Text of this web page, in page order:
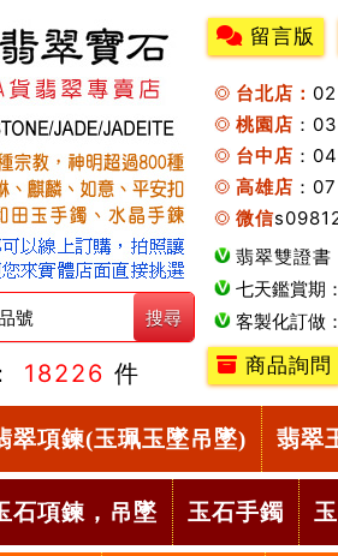
18226 件
留言版
台北店：
桃園店 ：
台中店 ：
高雄店 ：
微信
翡翠雙證書
七天鑑賞期
客製化訂做
商品詢問
翠項鍊(玉珮玉墜吊墜) 翡翠
石項鍊，吊墜 玉石手鐲